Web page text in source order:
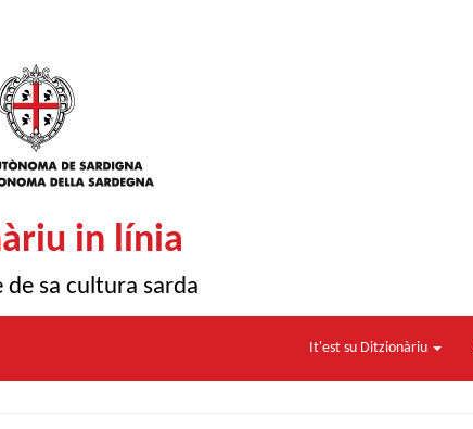
in línia
de sa cultura sarda
It'est su Ditzionàriu